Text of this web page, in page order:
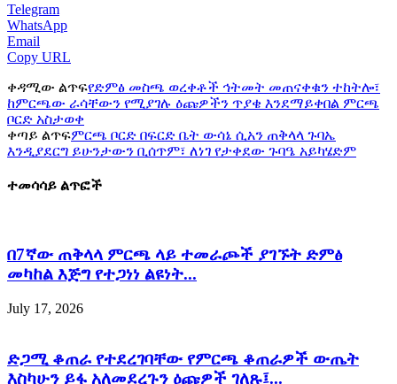
Telegram
WhatsApp
Email
Copy URL
ቀዳሚው ልጥፍየድምፅ መስጫ ወረቀቶች ኅትመት መጠናቀቁን ተከትሎ፣
ከምርጫው ራሳቸውን የሚያገሉ ዕጩዎችን ጥያቄ እንደማይቀበል ምርጫ
ቦርድ አስታወቀ
ቀጣይ ልጥፍምርጫ ቦርድ በፍርድ ቤት ውሳኔ ሲአን ጠቅላላ ጉባኤ
እንዲያደርግ ይሁንታውን ቢሰጥም፣ ለነገ የታቀደው ጉባዔ አይካሄድም
ተመሳሳይ ልጥፎች
በ7ኛው ጠቅላላ ምርጫ ላይ ተመራጮች ያገኙት ድምፅ
መካከል እጅግ የተጋነነ ልዩነት...
July 17, 2026
ድጋሚ ቆጠራ የተደረገባቸው የምርጫ ቆጠራዎች ውጤት
እስካሁን ይፋ አለመደረጉን ዕጩዎች ገለጹ፤...